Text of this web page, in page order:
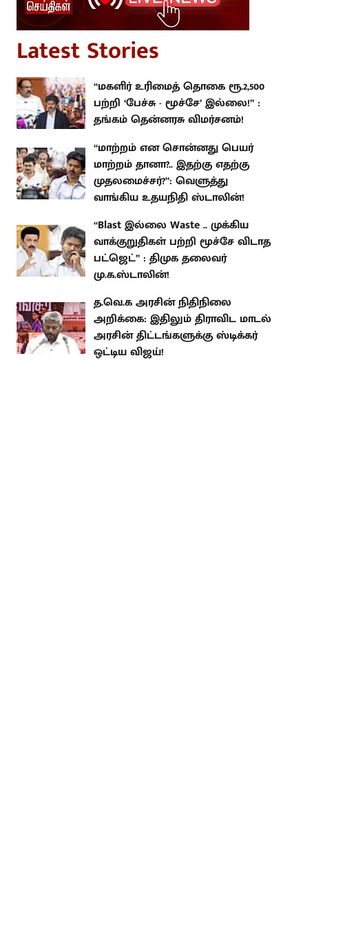
Latest Stories
“மகளிர் உரிமைத் தொகை ரூ.2,500
பற்றி ‘பேச்சு - மூச்சே’ இல்லை!” :
தங்கம் தென்னரசு விமர்சனம்!
“மாற்றம் என சொன்னது பெயர்
மாற்றம் தானா?.. இதற்கு எதற்கு
முதலமைச்சர்?”: வெளுத்து
வாங்கிய உதயநிதி ஸ்டாலின்!
“Blast இல்லை Waste .. முக்கிய
வாக்குறுதிகள் பற்றி மூச்சே விடாத
பட்ஜெட்” : திமுக தலைவர்
மு.க.ஸ்டாலின்!
த.வெ.க அரசின் நிதிநிலை
அறிக்கை: இதிலும் திராவிட மாடல்
அரசின் திட்டங்களுக்கு ஸ்டிக்கர்
ஒட்டிய விஜய்!